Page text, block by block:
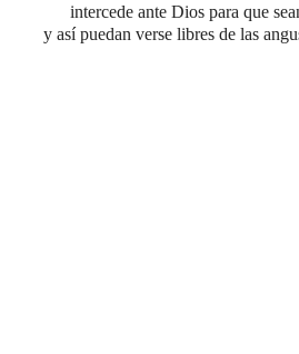
intercede ante Dios para que
y así puedan verse libres de las